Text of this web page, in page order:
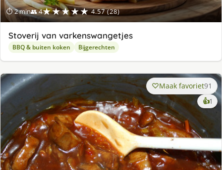
⏱ 2 min👥 4★★★★★ 4.57 (28)
Stoverij van varkenswangetjes
BBQ & buiten koken Bijgerechten
Maak favoriet91
👍1